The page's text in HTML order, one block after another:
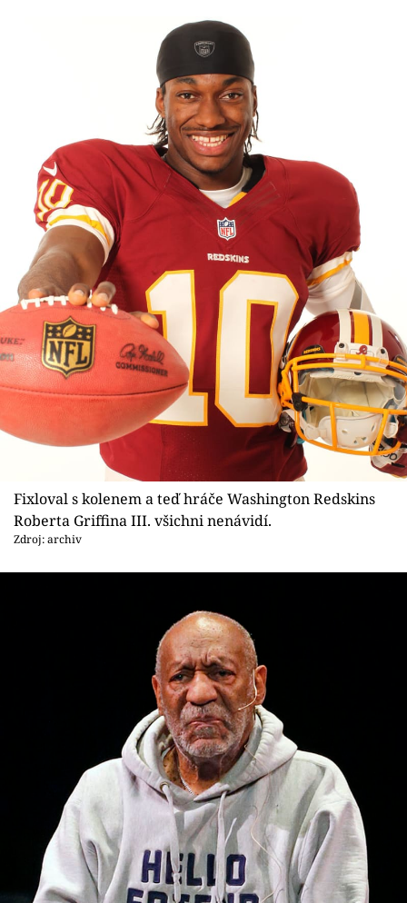
Fixloval s kolenem a teď hráče Washington Redskins
Roberta Griffina III. všichni nenávidí.
Zdroj: archiv